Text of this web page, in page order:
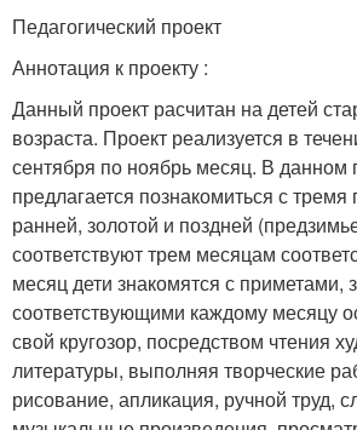
Педагогический проект
Аннотация к проекту :
Данный проект расчитан на детей
возраста. Проект реализуется в
сентября по ноябрь месяц. В данном
предлагается познакомиться с
ранней, золотой и поздней
соответствуют трем месяцам
месяц дети знакомятся с приметами,
соответствующими каждому месяцу
свой кругозор, посредством чтения
литературы, выполняя творческие
рисование, апликация, ручной труд,